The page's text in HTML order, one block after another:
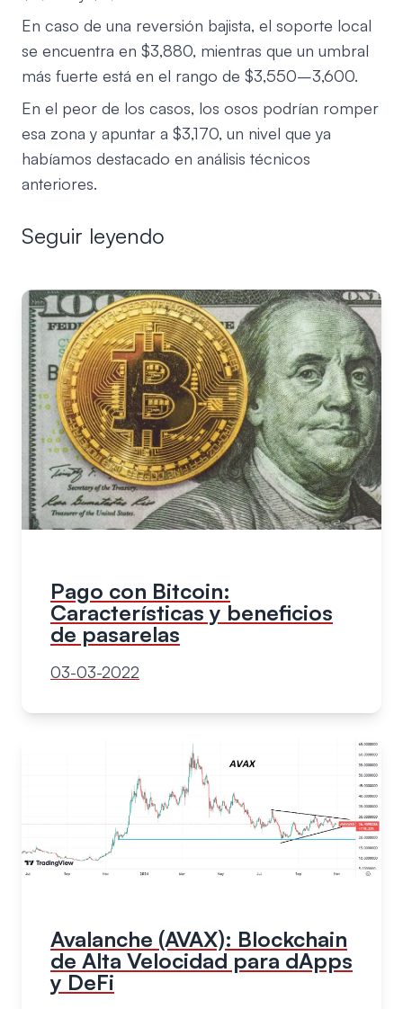
En caso de una reversión bajista, el soporte local
se encuentra en $3,880, mientras que un umbral
más fuerte está en el rango de $3,550–3,600.
En el peor de los casos, los osos podrían romper
esa zona y apuntar a $3,170, un nivel que ya
habíamos destacado en análisis técnicos
anteriores.
Seguir leyendo
Pago con Bitcoin:
Características y beneficios
de pasarelas
03-03-2022
Avalanche (AVAX): Blockchain
de Alta Velocidad para dApps
y DeFi